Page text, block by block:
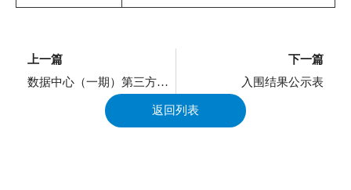
上一篇
数据中心（一期）第三方测试验证项目中标结果公示
下一篇
入围结果公示表
返回列表